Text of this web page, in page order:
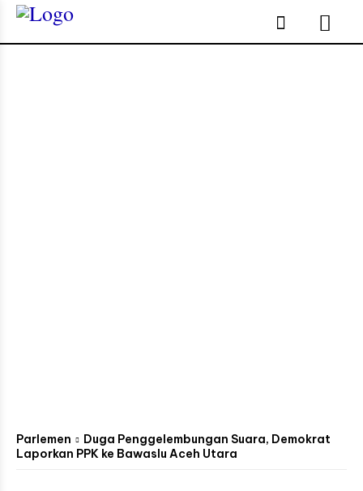
Parlemen
Duga Penggelembungan Suara, Demokrat
Laporkan PPK ke Bawaslu Aceh Utara